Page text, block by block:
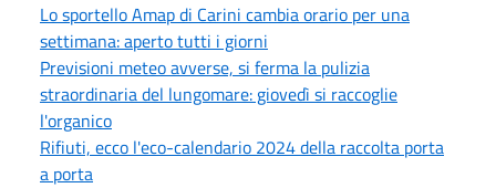
Lo sportello Amap di Carini cambia orario per una
settimana: aperto tutti i giorni
Previsioni meteo avverse, si ferma la pulizia
straordinaria del lungomare: giovedì si raccoglie
l'organico
Rifiuti, ecco l'eco-calendario 2024 della raccolta porta
a porta